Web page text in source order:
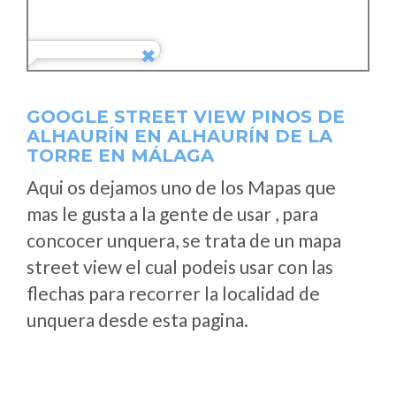
GOOGLE STREET VIEW PINOS DE
ALHAURÍN EN ALHAURÍN DE LA
TORRE EN MÁLAGA
Aqui os dejamos uno de los Mapas que
mas le gusta a la gente de usar , para
concocer unquera, se trata de un mapa
street view el cual podeis usar con las
flechas para recorrer la localidad de
unquera desde esta pagina.